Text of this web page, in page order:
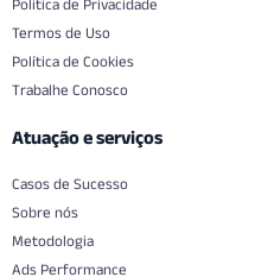
Politica de Privacidade
Termos de Uso
Política de Cookies
Trabalhe Conosco
Atuação e serviços
Casos de Sucesso
Sobre nós
Metodologia
Ads Performance